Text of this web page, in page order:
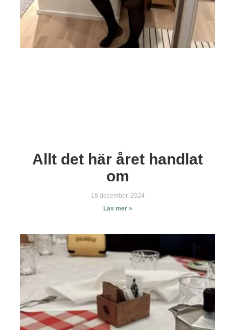
Allt det här året handlat
om
18 december, 2024
Läs mer »